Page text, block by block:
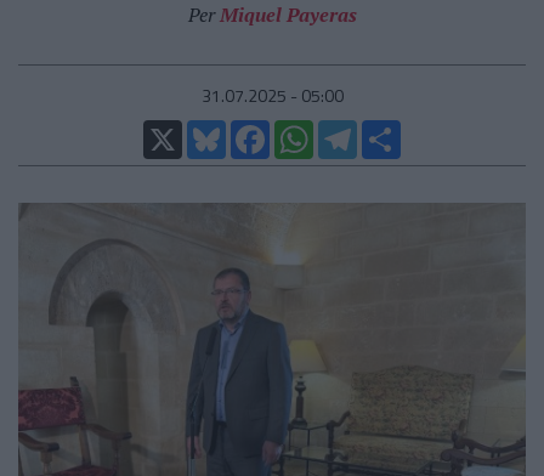
PerMiquel Payeras
31.07.2025 - 05:00
X
BlueskyFacebookWhatsAppTelegram